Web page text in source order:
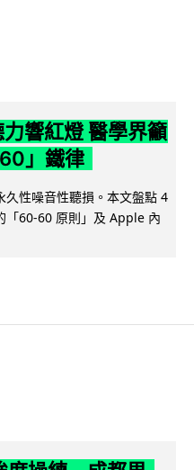
響紅燈 醫學界籲
」鐵律
性噪音性聽損。本文盤點 4
「60-60 原則」及 Apple 內